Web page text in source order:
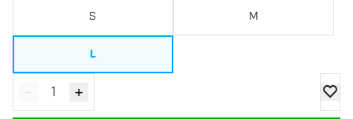
S M
L
Menge verringern
- Menge erhöhen
+ Zur